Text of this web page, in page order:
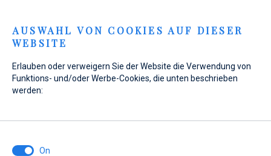
AUSWAHL VON COOKIES AUF DIESER
WEBSITE
Erlauben oder verweigern Sie der Website die Verwendung von
Funktions- und/oder Werbe-Cookies, die unten beschrieben
werden: